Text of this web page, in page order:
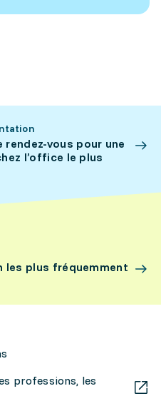
vous pour une
l’office le plus
les plus fréquemment
professions, les